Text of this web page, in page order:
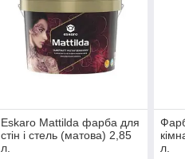
Eskaro Mattilda фарба для
стін і стель (матова) 2,85
л.
л.